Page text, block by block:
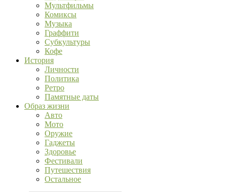
Мультфильмы
Комиксы
Музыка
Граффити
Субкультуры
Кофе
История
Личности
Политика
Ретро
Памятные даты
Образ жизни
Авто
Мото
Оружие
Гаджеты
Здоровье
Фестивали
Путешествия
Остальное